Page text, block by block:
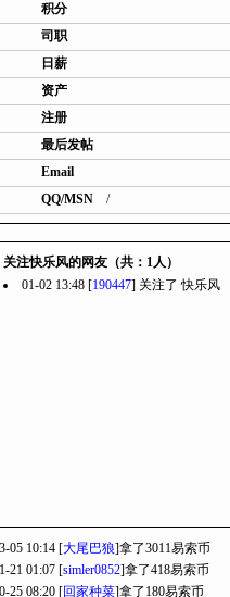
积分
司职
日薪
资产
注册
最后发帖
Email
QQ/MSN /
关注快乐风的网友（共：1人）
01-02 13:48 [190447] 关注了快乐风
05 10:14 [大尾巴狼]拿了3011易索币
21 01:07 [simler0852]拿了418易索币
25 08:20 [回家种菜]拿了180易索币